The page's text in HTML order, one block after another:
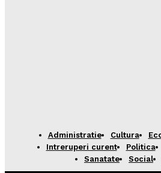
Administratie Cultura
Intreruperi curent
Politica
Sanatate
Social